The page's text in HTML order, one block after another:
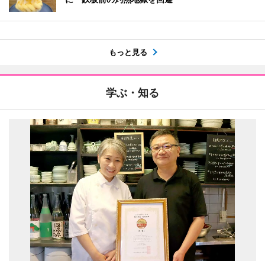
もっと見る
学ぶ・知る